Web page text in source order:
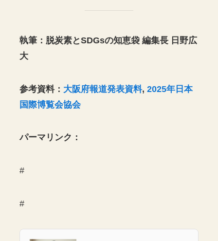
執筆：脱炭素とSDGsの知恵袋 編集長 日野広
大
参考資料： 大阪府報道発表資料,2025年日本
国際博覧会協会
パーマリンク：
#
#